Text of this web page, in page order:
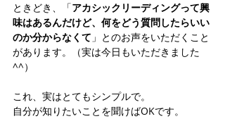
ときどき、「アカシックリーディングって興
味はあるんだけど、何をどう質問したらいい
のか分からなくて 」とのお声をいただくこと
があります。（実は今日もいただきました
^^）
これ、実はとてもシンプルで。
自分が知りたいことを聞けばOKです。